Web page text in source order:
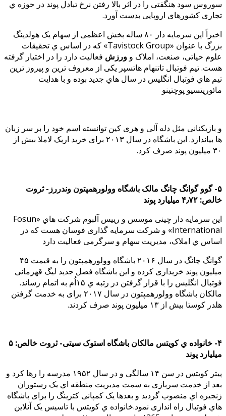
سوروس سود هنگفتی را در اثر بالا رفتن نرخ تبادل پوند در حوزه ي
تجاری کشورهای اروپایی بدست آورد.
اخیراً این سرمایه دار ۸۰ ساله بخش اعظمی از سهام یک هولدینگ
بزرگ با عنوان «Tavistock Group» که در اساس ي تحقیقات
علوم حیاتی، صنعت، املاک و ورزش فعالیت دارد را در اختیار گرفته
هست. تیم فوتبال تاتنهام هاتسپر یکی از معروف ترین و پیروز ترین
تیم هاي فوتبال انگلیس در سال هاي جدید بوده و با هدایت
مائوریتسیو پوچتینو
و بازیکنانی مثل دله آلی و هری کین توانسته اسم خود را بر سر زبان
ها بیاندازد. این باشگاه در سال ۲۰۱۳ برای خرید اریک لاملا بیش از
۳۰ میلیون پوند صرف کرد.
۵- گوو گوانگ چانگ مالک باشگاه وولورهمپتون وندررز- ثروت
خالص: ۴٫۷۲ میلیارد پوند
این سرمایه دار چینی موسس و رییس آلبوم شرکت هاي «Fosun
International» و شرکت سرمایه گذاری فوسان هست که در
اساس ي املاک، مدیریت سهام و سرگرمی فعالیت دارد
گوانگ چانگ در سال ۲۰۱۶ باشگاه وولورهمپتون را به قیمت ۴۵
میلیون پوند خریداری کرده و این باشگاه فصل جدید لیگ قهرمانی
فوتبال انگلیس را با قرار گرفتن در رتبه ي ۱۵اُم به اتمام رساند.
مالکان باشگاه وولورهمپتون در سال ۲۰۱۷ برای به خدمت گرفتن
هلدر کوستا بیش از ۱۳ میلیون پوند صرف کردند.
۴- خانواده ي کویتس مالکان باشگاه استوک سیتی- ثروت خالص: ۵
میلیارد پوند
پیتر کویتس در سن ۱۴ سالگی و در سال ۱۹۵۲ مدرسه را رها کرد و
بعد از خدمت سربازی به سمت مدیریت منطقه اي یک رستوران
زنجیره اي منصوب گردید و بعدها یک کمپانی کترینگ را برای باشگاه
هاي فوتبال راه اندازی نمود.خانواده ي کویتس با تاسیس یکآنلاین